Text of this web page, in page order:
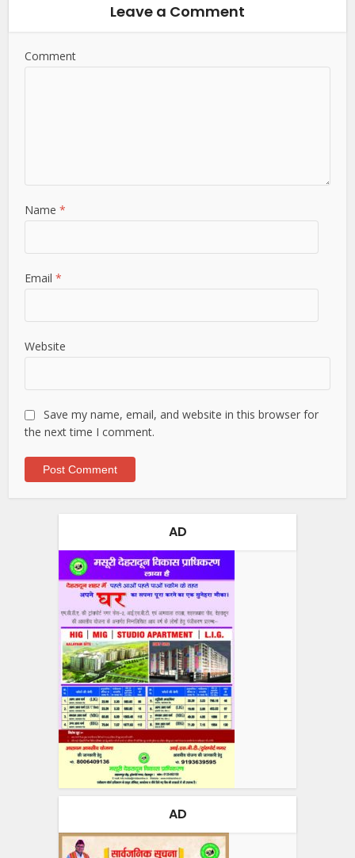
Leave a Comment
Comment
Name*
Email*
Website
Save my name, email, and website in this browser for
the next time I comment.
AD
AD